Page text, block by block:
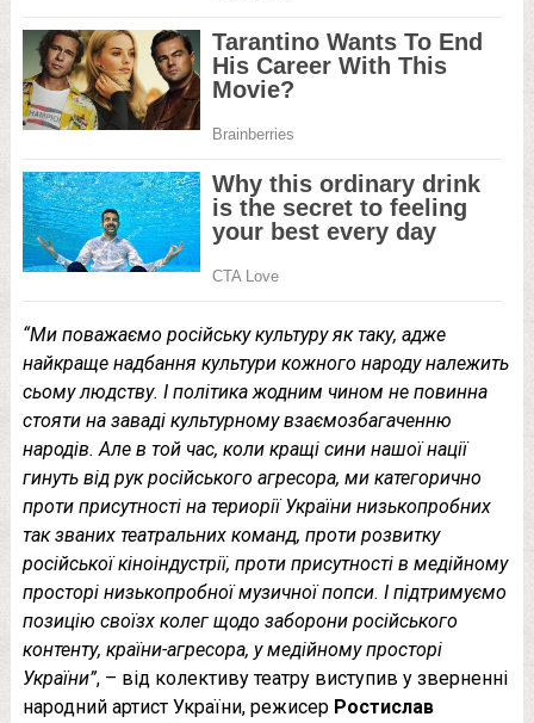
“Ми поважаємо російську культуру як таку, адже
найкраще надбання культури кожного народу належить
сьому людству. І політика жодним чином не повинна
стояти на заваді культурному взаємозбагаченню
народів. Але в той час, коли кращі сини нашої нації
гинуть від рук російського агресора, ми категорично
проти присутності на териорії України низькопробних
так званих театральних команд, проти розвитку
російської кіноіндустрії, проти присутності в медійному
просторі низькопробної музичної попси. І підтримуємо
позицію своїзх колег щодо заборони російського
контенту, країни-агресора, у медійному просторі
України”, – від колективу театру виступив у зверненні
народний артист України, режисер Ростислав